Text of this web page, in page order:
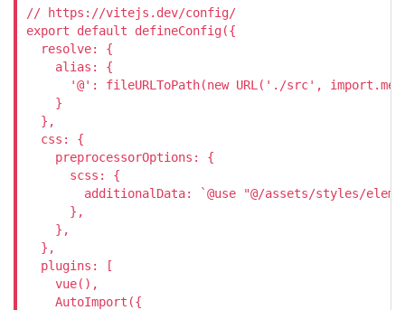
// https://vitejs.dev/config/
export default defineConfig({
  resolve: {
    alias: {
'@': fileURLToPath(new URL('./src',
    }
  },
  css: {
    preprocessorOptions: {
      scss: {
additionalData: `@use "@/assets/styles/
      },
    },
  },
  plugins: [
    vue(),
    AutoImport({